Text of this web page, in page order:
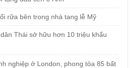
rữa bên trong nhà tang lễ Mỹ
Thái sở hữu hơn 10 triệu khẩu
nghiệp ở London, phong tỏa 85 bất